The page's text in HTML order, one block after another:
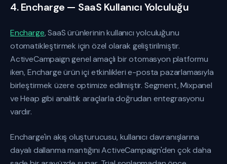
4. Encharge — SaaS Kullanıcı Yolculuğu
Encharge, SaaS ürünlerinin kullanıcı yolculuğunu
otomatikleştirmek için özel olarak geliştirilmiştir.
ActiveCampaign genel amaçlı bir otomasyon platformu
iken, Encharge ürün içi etkinlikleri e-posta pazarlamasıyla
birleştirmek üzere optimize edilmiştir. Segment, Mixpanel
ve Heap gibi analitik araçlarla doğrudan entegrasyonu
vardır.
Encharge'in akış oluşturucusu, kullanıcı davranışlarına
dayalı dallanma mantığını ActiveCampaign'den çok daha